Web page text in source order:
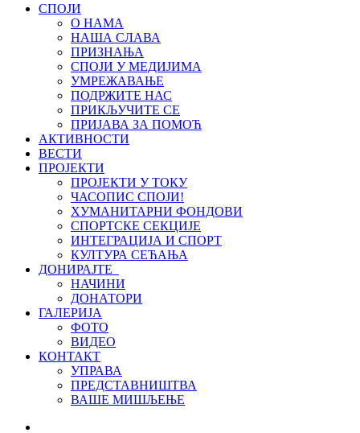
СПОЈИ
О НАМА
НАША СЛАВА
ПРИЗНАЊА
СПОЈИ У МЕДИЈИМА
УМРЕЖАВАЊЕ
ПОДРЖИТЕ НАС
ПРИКЉУЧИТЕ СЕ
ПРИЈАВА ЗА ПОМОЋ
АКТИВНОСТИ
ВЕСТИ
ПРОЈЕКТИ
ПРОЈЕКТИ У ТОКУ
ЧАСОПИС СПОЈИ!
ХУМАНИТАРНИ ФОНДОВИ
СПОРТСКЕ СЕКЦИЈЕ
ИНТЕГРАЦИЈА И СПОРТ
КУЛТУРА СЕЋАЊА
ДОНИРАЈТЕ
НАЧИНИ
ДОНАТОРИ
ГАЛЕРИЈА
ФОТО
ВИДЕО
КОНТАКТ
УПРАВА
ПРЕДСТАВНИШТВА
ВАШЕ МИШЉЕЊЕ